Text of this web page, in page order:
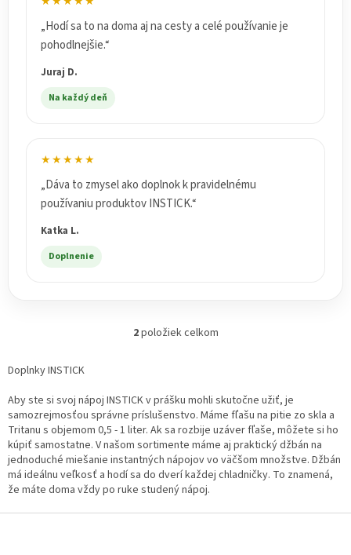
„Hodí sa to na doma aj na cesty a celé používanie je
pohodlnejšie.“
Juraj D.
Na každý deň
★★★★★
„Dáva to zmysel ako doplnok k pravidelnému
používaniu produktov INSTICK.“
Katka L.
Doplnenie
O
d
a
c
i
e
p
r
k
2položiek celkom
Doplnky INSTICK
Aby ste si svoj nápoj INSTICK v prášku mohli skutočne užiť, je
samozrejmosťou správne príslušenstvo. Máme fľašu na pitie zo skla a
Tritanu s objemom 0,5 - 1 liter. Ak sa rozbije uzáver fľaše, môžete si ho
kúpiť samostatne. V našom sortimente máme aj praktický džbán na
jednoduché miešanie instantných nápojov vo väčšom množstve. Džbán
má ideálnu veľkosť a hodí sa do dverí každej chladničky. To znamená,
že máte doma vždy po ruke studený nápoj.